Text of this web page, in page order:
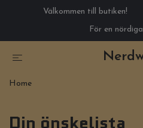
Välkommen till butiken!
För en
Home
Din önskelista